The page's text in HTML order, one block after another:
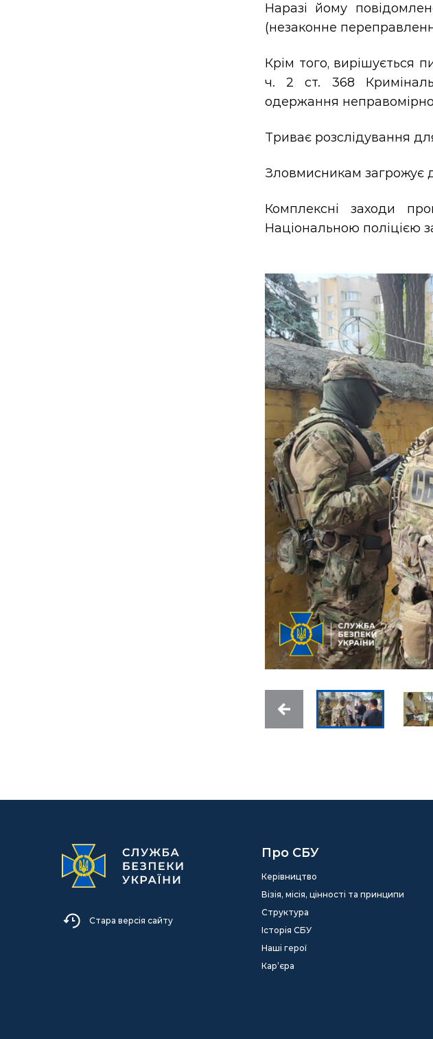
Наразі йому
(незаконне
Крім того, вирішується
ч. 2 ст. 368
одержання
Триває розслідування
Зловмисникам загрожує
Комплексні заходи
Національною поліцією
Стара версія сайту
Про СБУ
Керівництво
Візія, місія, цінності та принципи
Структура
Історія СБУ
Наші герої
Кар’єра